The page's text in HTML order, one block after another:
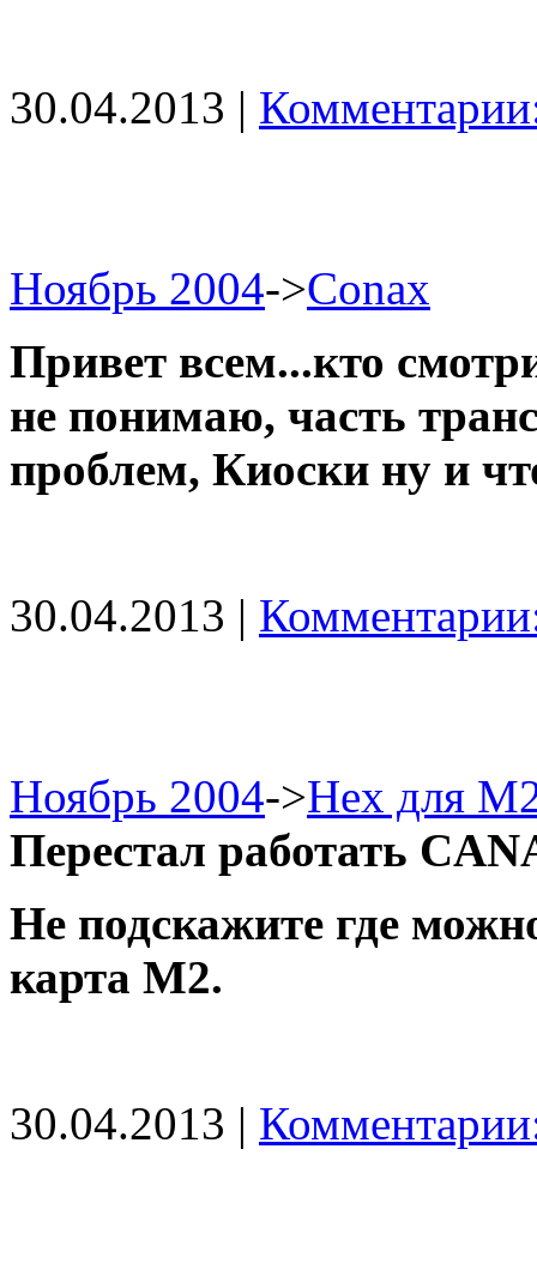
30.04.2013 |
Ноябрь 2004->Conax
Привет всем...кто
не понимаю, часть
проблем, Киоски ну и
30.04.2013 |
Ноябрь 2004->Hex для
Перестал работать
Не подскажите где
карта М2.
30.04.2013 |